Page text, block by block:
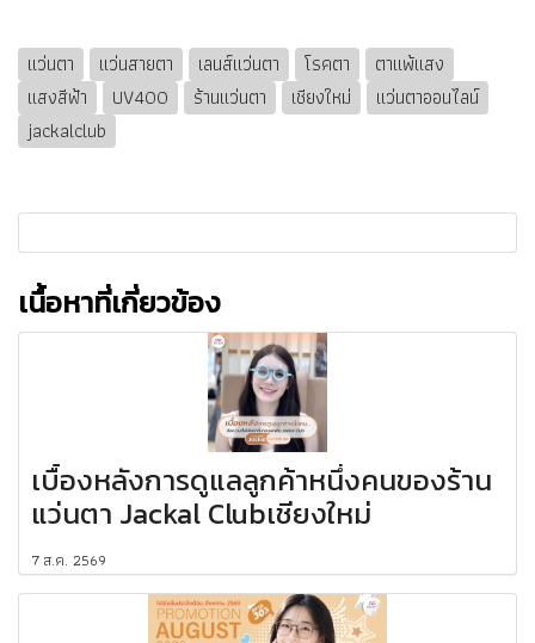
แว่นตา แว่นสายตา เลนส์แว่นตา โรคตา
ตาแพ้แสง
แสงสีฟ้า
UV400 ร้านแว่นตา เชียงใหม่
แว่นตาออนไลน์
jackalclub
เนื้อหาที่เกี่ยวข้อง
เบื้องหลังการดูแลลูกค้าหนึ่งคนของร้าน
แว่นตา Jackal Clubเชียงใหม่
7 ส.ค. 2569